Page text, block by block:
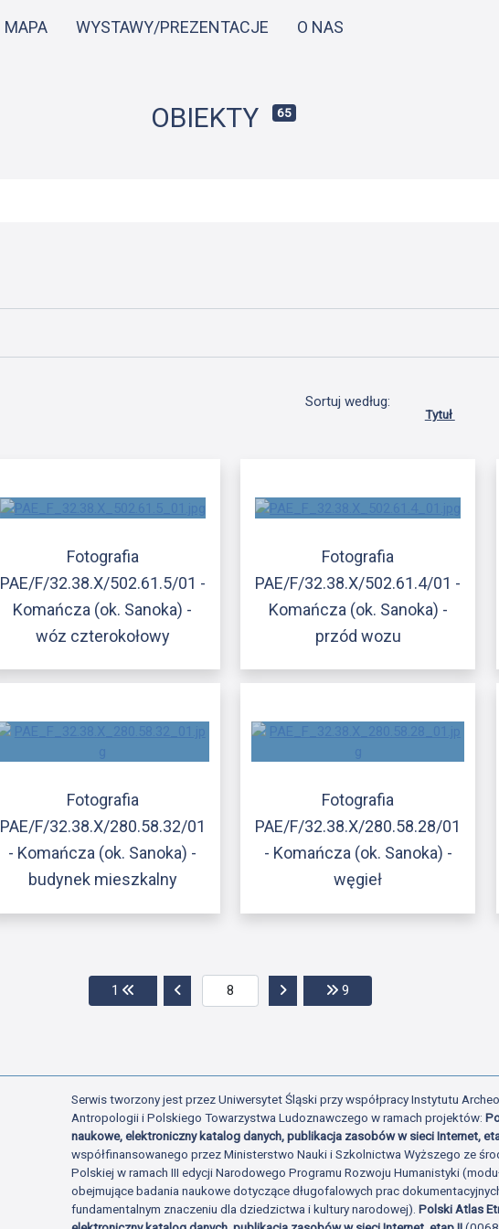
do
MAPA WYSTAWY/PREZENTACJE O NAS
OBIEKTY 65
Sortuj według:
Tytuł
Fotografia
PAE/F/32.38.X/502.61.5/01 -
Komańcza (ok. Sanoka) -
wóz czterokołowy
Fotografia
PAE/F/32.38.X/502.61.4/01 -
Komańcza (ok. Sanoka) -
przód wozu
Fotografia
PAE/F/32.38.X/280.58.32/01
- Komańcza (ok. Sanoka) -
budynek mieszkalny
Fotografia
PAE/F/32.38.X/280.58.28/01
- Komańcza (ok. Sanoka) -
węgieł
1 Przejdź do pierwszej strony
Przejdź do poprzedniej stronyPrzejdź do następnej strony
9
Serwis tworzony jest przez Uniwersytet Śląski przy współpracy Instytutu
Antropologii i Polskiego Towarzystwa Ludoznawczego w ramach projektów:
naukowe, elektroniczny katalog danych, publikacja zasobów w sieci Internet,
współfinansowanego przez Ministerstwo Nauki i Szkolnictwa Wyższego ze
Polskiej w ramach III edycji Narodowego Programu Rozwoju Humanistyki
obejmujące badania naukowe dotyczące długofalowych prac
fundamentalnym znaczeniu dla dziedzictwa i kultury narodowej).Polski Atlas